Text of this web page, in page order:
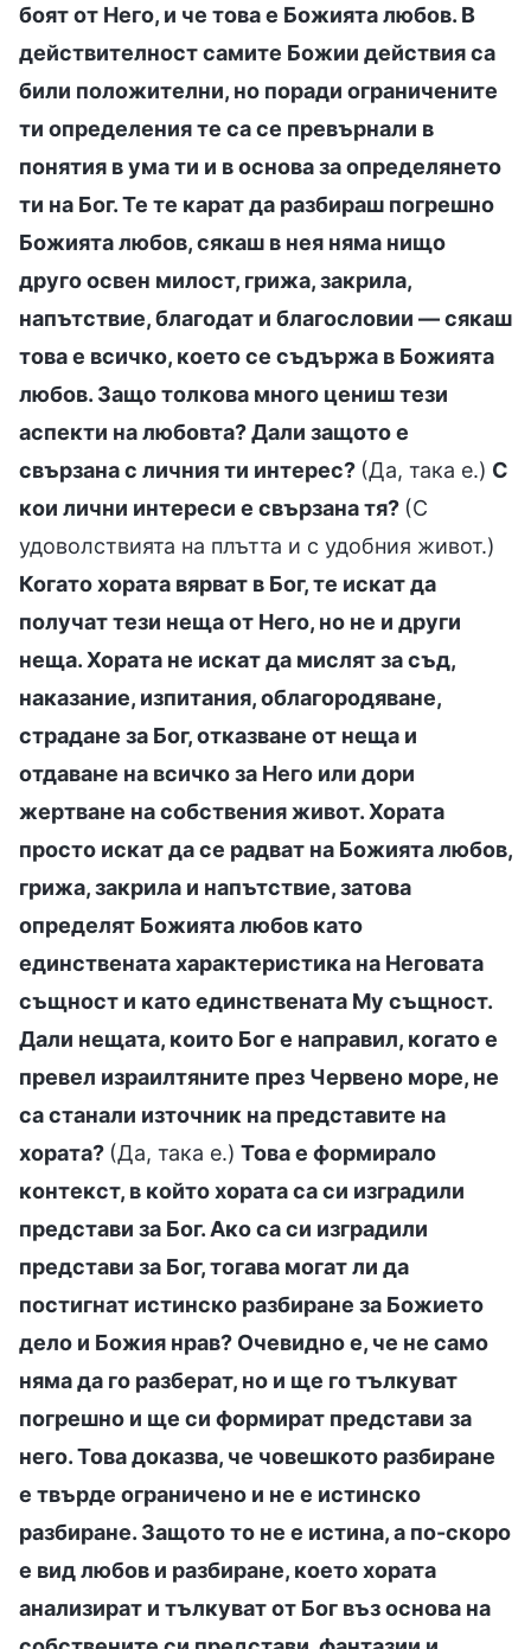
боят от Него, и че това е Божията любов. В
действителност самите Божии действия са
били положителни, но поради ограничените
ти определения те са се превърнали в
понятия в ума ти и в основа за определянето
ти на Бог. Те те карат да разбираш погрешно
Божията любов, сякаш в нея няма нищо
друго освен милост, грижа, закрила,
напътствие, благодат и благословии — сякаш
това е всичко, което се съдържа в Божията
любов. Защо толкова много цениш тези
аспекти на любовта? Дали защото е
свързана с личния ти интерес? (Да, така е.) С
кои лични интереси е свързана тя? (С
удоволствията на плътта и с удобния живот.)
Когато хората вярват в Бог, те искат да
получат тези неща от Него, но не и други
неща. Хората не искат да мислят за съд,
наказание, изпитания, облагородяване,
страдане за Бог, отказване от неща и
отдаване на всичко за Него или дори
жертване на собствения живот. Хората
просто искат да се радват на Божията любов,
грижа, закрила и напътствие, затова
определят Божията любов като
единствената характеристика на Неговата
същност и като единствената Му същност.
Дали нещата, които Бог е направил, когато е
превел израилтяните през Червено море, не
са станали източник на представите на
хората? (Да, така е.) Това е формирало
контекст, в който хората са си изградили
представи за Бог. Ако са си изградили
представи за Бог, тогава могат ли да
постигнат истинско разбиране за Божието
дело и Божия нрав? Очевидно е, че не само
няма да го разберат, но и ще го тълкуват
погрешно и ще си формират представи за
него. Това доказва, че човешкото разбиране
е твърде ограничено и не е истинско
разбиране. Защото то не е истина, а по-скоро
е вид любов и разбиране, което хората
анализират и тълкуват от Бог въз основа на